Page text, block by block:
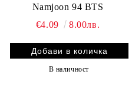
Namjoon 94 BTS
€4.09
8.00лв.
В наличност